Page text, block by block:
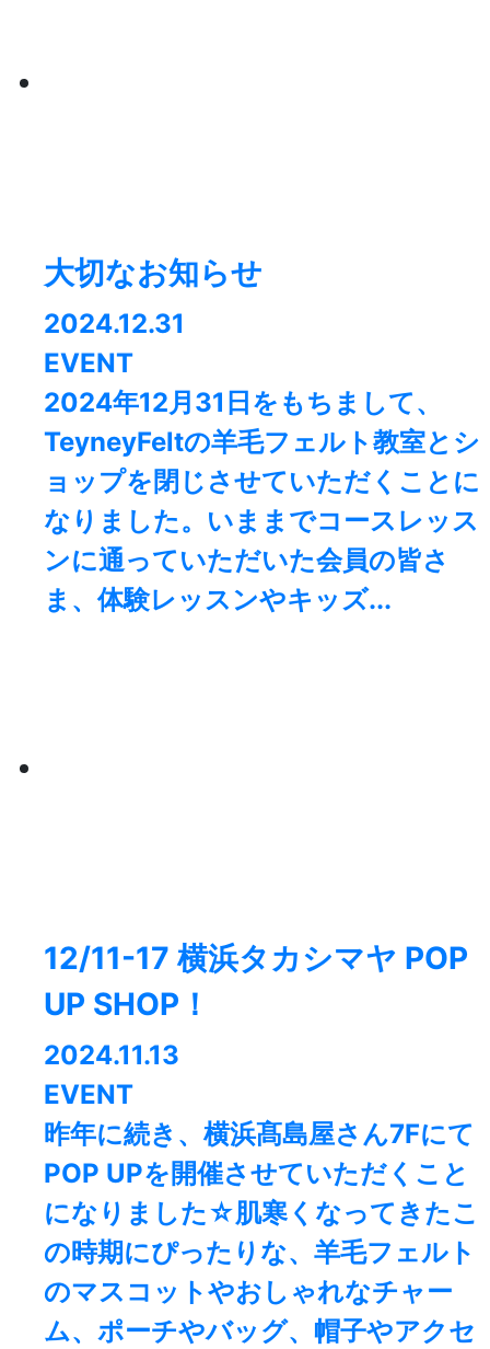
大切なお知らせ
2024.12.31
EVENT
2024年12月31日をもちまして、
TeyneyFeltの羊毛フェルト教室とシ
ョップを閉じさせていただくことに
なりました。⁡いままでコースレッス
ンに通っていただいた会員の皆さ
ま、体験レッスンやキッズ...
12/11-17 横浜タカシマヤ POP
UP SHOP！
2024.11.13
EVENT
昨年に続き、横浜髙島屋さん7Fにて
POP UPを開催させていただくこと
になりました☆肌寒くなってきたこ
の時期にぴったりな、羊毛フェルト
のマスコットやおしゃれなチャー
ム、ポーチやバッグ、帽子やアクセ